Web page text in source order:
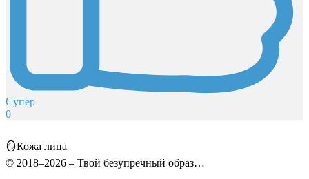
Супер
0
🪞Кожа лица
© 2018–2026 – Твой безупречный образ…